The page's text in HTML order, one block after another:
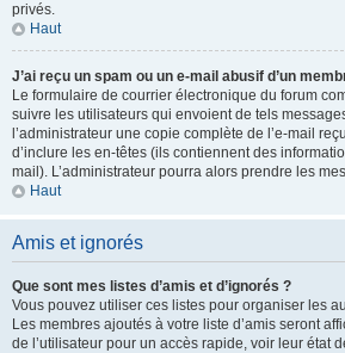
privés.
Haut
J’ai reçu un spam ou un e-mail abusif d’un
Le formulaire de courrier électronique du forum
suivre les utilisateurs qui envoient de tels
l’administrateur une copie complète de l’e-mail
d’inclure les en-têtes (ils contiennent des
mail). L’administrateur pourra alors prendre les
Haut
Amis et ignorés
Que sont mes listes d’amis et d’ignorés ?
Vous pouvez utiliser ces listes pour organiser les
Les membres ajoutés à votre liste d’amis seront
de l’utilisateur pour un accès rapide, voir leur état